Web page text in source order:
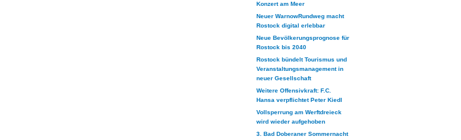
Konzert am Meer
Neuer WarnowRundweg macht
Rostock digital erlebbar
Neue Bevölkerungsprognose für
Rostock bis 2040
Rostock bündelt Tourismus und
Veranstaltungsmanagement in
neuer Gesellschaft
Weitere Offensivkraft: F.C.
Hansa verpflichtet Peter Kiedl
Vollsperrung am Werftdreieck
wird wieder aufgehoben
3. Bad Doberaner Sommernacht